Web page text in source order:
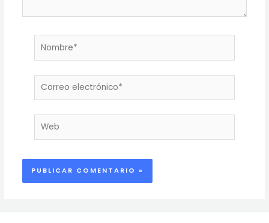
Nombre*
Correo
Web